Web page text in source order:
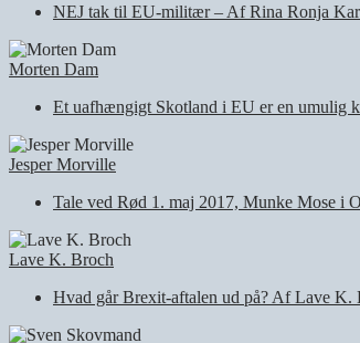
NEJ tak til EU-militær – Af Rina Ronja
Morten Dam
Et uafhængigt Skotland i EU er en umulig
Jesper Morville
Tale ved Rød 1. maj 2017, Munke Mose i
Lave K. Broch
Hvad går Brexit-aftalen ud på? Af Lave K.